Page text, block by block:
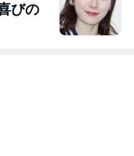
びの